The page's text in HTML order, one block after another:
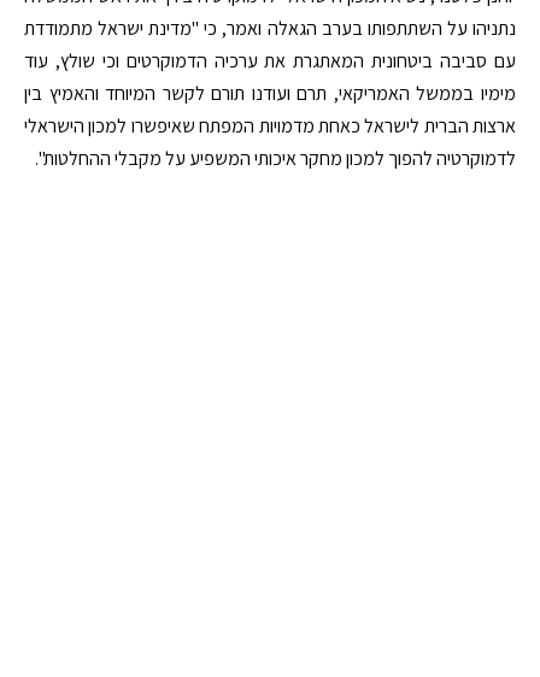
נתניהו על השתתפותו בערב הגאלה ואמר, כי "מדינת ישראל מתמודדת
עם סביבה ביטחונית המאתגרת את ערכיה הדמוקרטים וכי שולץ, עוד
מימיו בממשל האמריקאי, תרם ועודנו תורם לקשר המיוחד והאמיץ בין
ארצות הברית לישראל כאחת מדמויות המפתח שאיפשרו למכון הישראלי
לדמוקרטיה להפוך למכון מחקר איכותי המשפיע על מקבלי ההחלטות".